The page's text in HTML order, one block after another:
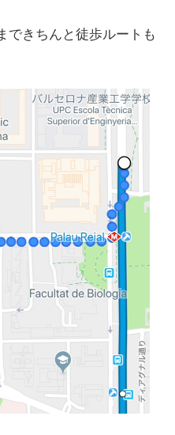
できちんと徒歩ルートも